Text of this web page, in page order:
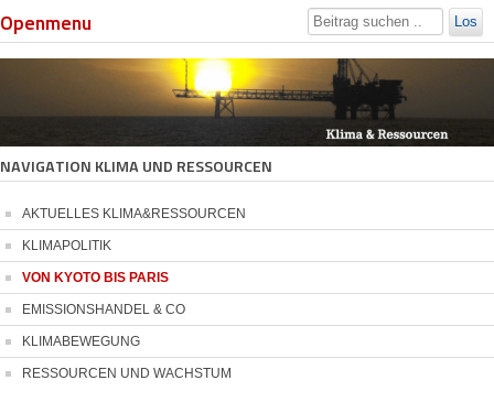
Openmenu Los
NAVIGATION KLIMA UND RESSOURCEN
AKTUELLES KLIMA&RESSOURCEN
KLIMAPOLITIK
VON KYOTO BIS PARIS
EMISSIONSHANDEL & CO
KLIMABEWEGUNG
RESSOURCEN UND WACHSTUM